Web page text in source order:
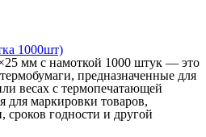
1000шт)
мм с намоткой 1000 штук — это
предназначенные для
весах с термопечатающей
для маркировки товаров,
сроков годности и другой